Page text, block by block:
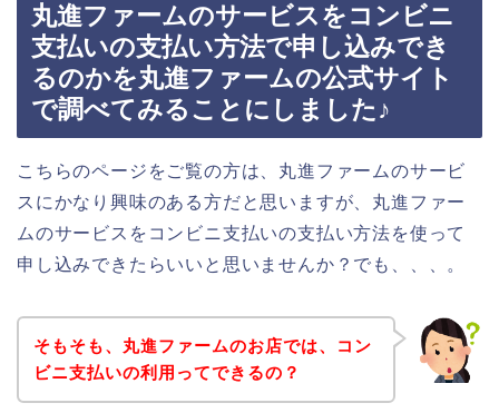
丸進ファームのサービスをコンビニ
支払いの支払い方法で申し込みでき
るのかを丸進ファームの公式サイト
で調べてみることにしました♪
こちらのページをご覧の方は、丸進ファームのサービ
スにかなり興味のある方だと思いますが、丸進ファー
ムのサービスをコンビニ支払いの支払い方法を使って
申し込みできたらいいと思いませんか？でも、、、。
そもそも、丸進ファームのお店では、コン
ビニ支払いの利用ってできるの？